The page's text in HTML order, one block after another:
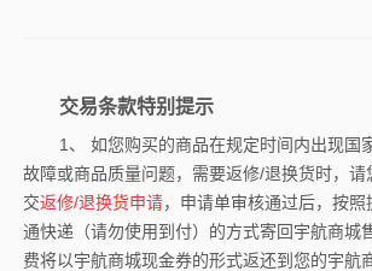
交易条款特别提示
1、 如您购买的商品在规定时间内出现国
故障或商品质量问题，需要返修/退换货时，请
交返修/退换货申请，申请单审核通过后，按
通快递（请勿使用到付）的方式寄回宇航商城
费将以宇航商城现金券的形式返还到您的宇航